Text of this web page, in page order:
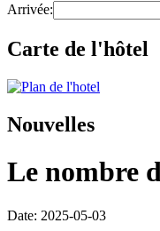
Arrivée:
Carte de l'hôtel
Nouvelles
Le nombre
Date: 2025-05-03